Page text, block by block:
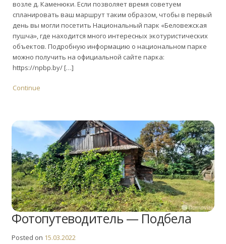
возле д. Каменюки. Если позволяет время советуем
спланировать ваш маршрут таким образом, чтобы в первый
день вы могли посетить Национальный парк «Беловежская
пушча», где находится много интересных экотуристических
объектов. Подробную информацию о национальном парке
можно получить на официальной сайте парка:
https://npbp.by/ […]
Continue
Фотопутеводитель — Подбела
Posted on 15.03.2022